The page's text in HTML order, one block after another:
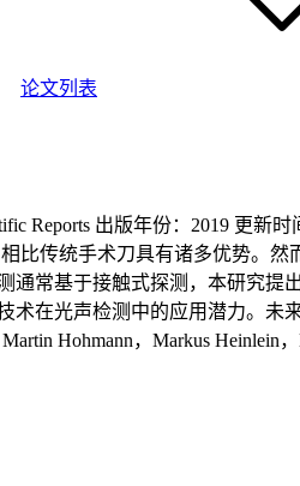
论文列表
Reports 出版年份：2019 更新时
比传统手术刀具有诸多优势。
通常基于接触式探测，本研究
术在光声检测中的应用潜力。
Hohmann，Markus Heinlein